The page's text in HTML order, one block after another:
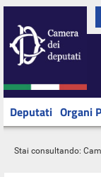
Deputati Organi
Stai consultando: